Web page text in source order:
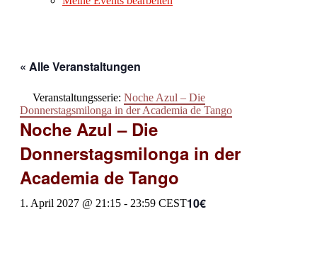
« Alle Veranstaltungen
Veranstaltungsserie: Noche Azul – Die
Donnerstagsmilonga in der Academia de Tango
Noche Azul – Die
Donnerstagsmilonga in der
Academia de Tango
1. April 2027 @ 21:15 - 23:59 CEST10€